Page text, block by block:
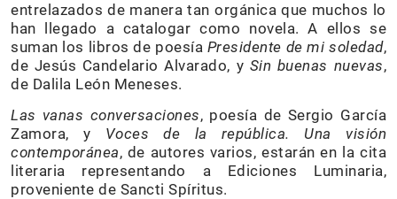
entrelazados de manera tan orgánica que muchos lo
han llegado a catalogar como novela. A ellos se
suman los libros de poesía Presidente de mi soledad,
de Jesús Candelario Alvarado, y Sin buenas nuevas,
de Dalila León Meneses.
Las vanas conversaciones, poesía de Sergio García
Zamora, y Voces de la república. Una visión
contemporánea, de autores varios, estarán en la cita
literaria representando a Ediciones Luminaria,
proveniente de Sancti Spíritus.